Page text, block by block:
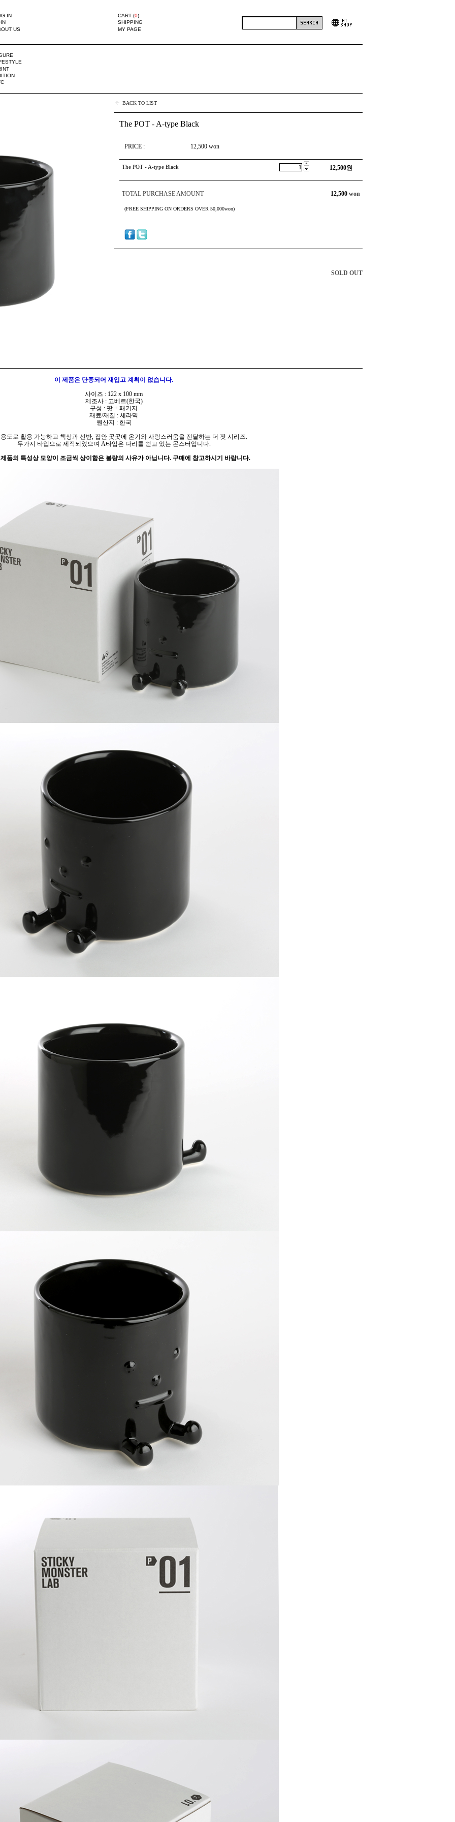
IN
US
CART (0)
SHIPPING
MY PAGE
BACK TO LIST
The POT - A-type Black
PRICE : 12,500 won
The POT - A-type Black 12,500원
TOTAL PURCHASE AMOUNT 12,500 won
(FREE SHIPPING ON ORDERS OVER 50,000won)
SOLD OUT
이 제품은 단종되어 재입고 계획이 없습니다.
사이즈 : 122 x 100 mm
제조사 : 고베르(한국)
구성 : 팟 + 패키지
재료/재질 : 세라믹
원산지 : 한국
도로 활용 가능하고 책상과 선반, 집안 곳곳에 온기와 사랑스러움을 전달하는 더 팟 시리즈.
두가지 타입으로 제작되었으며 A타입은 다리를 뻗고 있는 몬스터입니다.
품의 특성상 모양이 조금씩 상이함은 불량의 사유가 아닙니다. 구매에 참고하시기 바랍니다.